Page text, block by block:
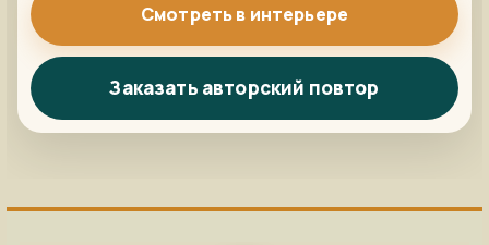
Смотреть в интерьере
Заказать авторский повтор